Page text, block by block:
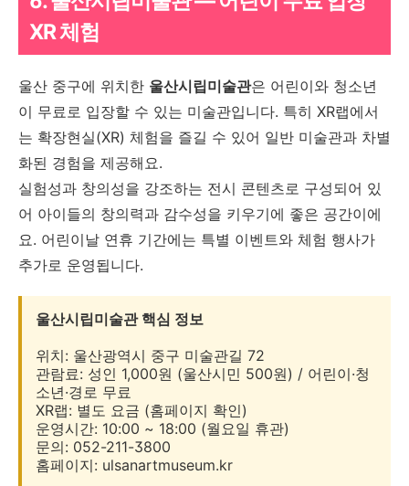
XR 체험
울산 중구에 위치한 울산시립미술관은 어린이와 청소년
이 무료로 입장할 수 있는 미술관입니다. 특히 XR랩에서
는 확장현실(XR) 체험을 즐길 수 있어 일반 미술관과 차별
화된 경험을 제공해요.
실험성과 창의성을 강조하는 전시 콘텐츠로 구성되어 있
어 아이들의 창의력과 감수성을 키우기에 좋은 공간이에
요. 어린이날 연휴 기간에는 특별 이벤트와 체험 행사가
추가로 운영됩니다.
울산시립미술관 핵심 정보
위치: 울산광역시 중구 미술관길 72
관람료: 성인 1,000원 (울산시민 500원) / 어린이·청
소년·경로 무료
XR랩: 별도 요금 (홈페이지 확인)
운영시간: 10:00 ~ 18:00 (월요일 휴관)
문의: 052-211-3800
홈페이지: ulsanartmuseum.kr